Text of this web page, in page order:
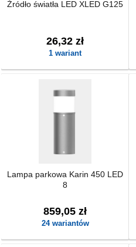
Źródło światła LED XLED G125
26,32 zł
1 wariant
Lampa parkowa Karin 450 LED
8
859,05 zł
24 wariantów